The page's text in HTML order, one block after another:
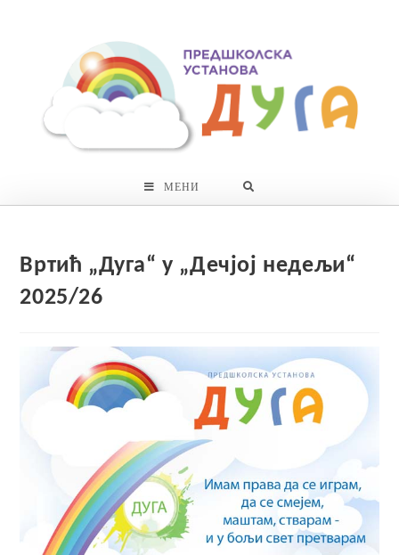
МЕНИ
Вртић „Дуга“ у „Дечјој недељи“
2025/26